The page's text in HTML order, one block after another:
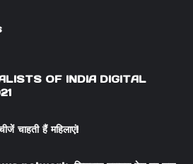
OF INDIA DIGITAL
चाहती हैं महिलाएं!